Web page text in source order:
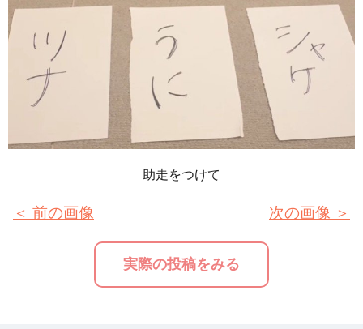
助走をつけて
＜ 前の画像
実際の投稿をみる
次の画像 ＞